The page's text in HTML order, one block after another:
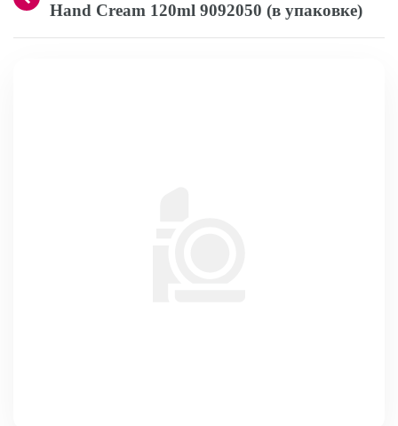
Hand Cream 120ml 9092050 (в упаковке)